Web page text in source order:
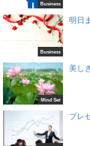
Business
Business
明日
Mind Set
美し
プレ